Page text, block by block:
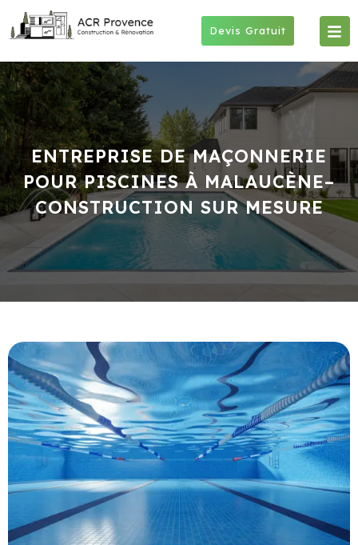
Devis Gratuit
ENTREPRISE DE MAÇONNERIE
POUR PISCINES À MALAUCÈNE–
CONSTRUCTION SUR MESURE